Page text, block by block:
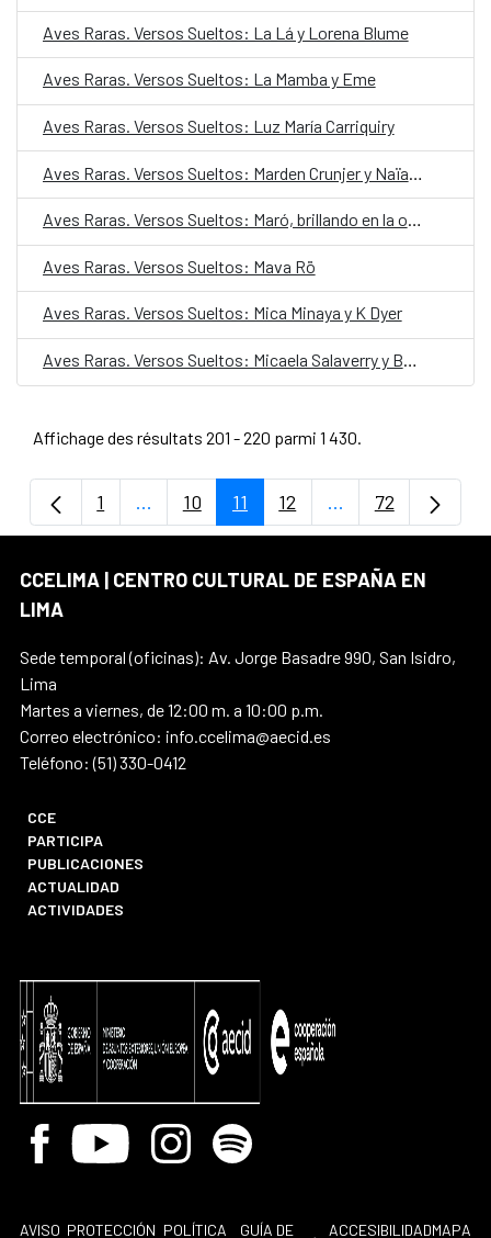
Aves Raras. Versos Sueltos: La Lá y Lorena Blume
Aves Raras. Versos Sueltos: La Mamba y Eme
Aves Raras. Versos Sueltos: Luz María Carriquiry
Aves Raras. Versos Sueltos: Maró, brillando en la oscuridad
Aves Raras. Versos Sueltos: Mava Rö
Aves Raras. Versos Sueltos: Mica Minaya y K Dyer
Aves Raras. Versos Sueltos: Micaela Salaverry y Buen José
Affichage des résultats 201 - 220 parmi 1 430.
Page
1 ...Pages intermédiaires Utilisez TAB pour
Page
10 Page
11 Page
12 ...PagesPage
72
CCELIMA | CENTRO CULTURAL DE ESPAÑA EN
LIMA
Sede temporal (oficinas): Av. Jorge Basadre 990, San Isidro,
Lima
Martes a viernes, de 12:00 m. a 10:00 p.m.
Correo electrónico: info.ccelima@aecid.es
Teléfono: (51) 330-0412
CCE
PARTICIPA
PUBLICACIONES
ACTUALIDAD
ACTIVIDADES
Facebook
Youtube InstagramSpotify
AVISO PROTECCIÓN POLÍTICA
GUÍA DE
ACCESIBILIDADMAPA